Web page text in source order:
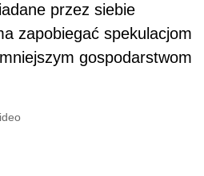
przez siebie
zapobiegać spekulacjom
gospodarstwom